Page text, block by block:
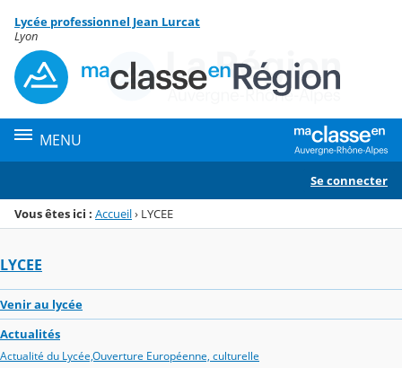
Menu de la rubrique
Contenu
Lycée professionnel Jean Lurcat
Lyon
MENU
Se connecter
Vous êtes ici : Accueil› LYCEE
LYCEE
Venir au lycée
Actualités
Actualité du Lycée,Ouverture Européenne, culturelle